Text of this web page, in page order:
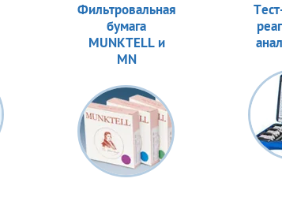
Фильтровальная
бумага
MUNKTELL и
MN